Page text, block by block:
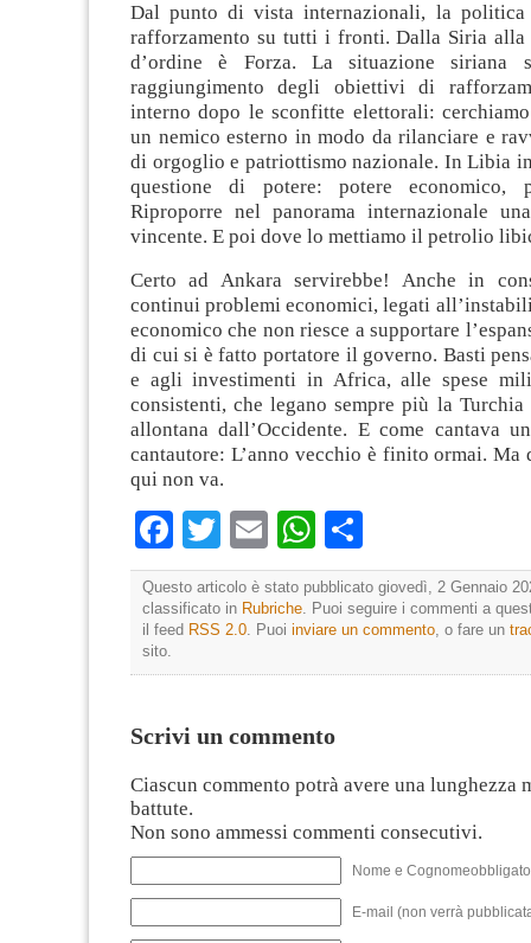
Dal punto di vista internazionali, la politica
rafforzamento su tutti i fronti. Dalla Siria
d’ordine è Forza. La situazione siriana
raggiungimento degli obiettivi di
interno dopo le sconfitte elettorali:
un nemico esterno in modo da rilanciare e
di orgoglio e patriottismo nazionale. In Libia
questione di potere: potere economico,
Riproporre nel panorama internazionale
vincente. E poi dove lo mettiamo il petrolio
Certo ad Ankara servirebbe! Anche in
continui problemi economici, legati
economico che non riesce a supportare
di cui si è fatto portatore il governo. Basti
e agli investimenti in Africa, alle spese
consistenti, che legano sempre più la
allontana dall’Occidente. E come cantava
cantautore: L’anno vecchio è finito ormai. Ma
qui non va.
Facebook
TwitterEmailWhatsApp
Questo articolo è stato pubblicato giovedì, 2 Gennaio
classificato in Rubriche . Puoi seguire i commenti a
il feed RSS 2.0 . Puoi inviare un commento , o fare un
sito.
Scrivi un commento
Ciascun commento potrà avere una lunghezza
battute.
Non sono ammessi commenti consecutivi.
Nome e
E-mail (non verrà